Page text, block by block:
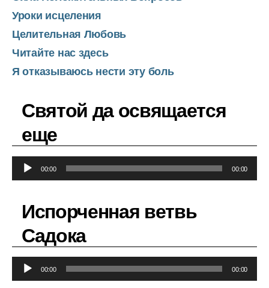
Уроки исцеления
Целительная Любовь
Читайте нас здесь
Я отказываюсь нести эту боль
Святой да освящается
еще
у
л
00:00 00:00
Испорченная ветвь
Садока
у
00:00 00:00